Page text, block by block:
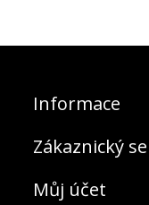
Informace
Zákaznický
Můj účet